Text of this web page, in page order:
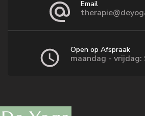
Email
Open op Afspraak
maandag -